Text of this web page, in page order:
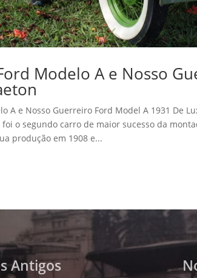
Modelo A e Nosso
A e Nosso Guerreiro Ford Model A 1931 De
foi o segundo carro de maior sucesso da
produção em 1908 e...
Antigos